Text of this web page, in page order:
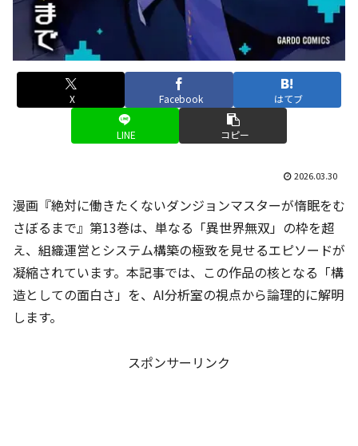
X Facebook はてブ
LINE コピー
2026.03.30
漫画『絶対に働きたくないダンジョンマスターが惰眠をむ
さぼるまで』第13巻は、単なる「異世界無双」の枠を超
え、組織運営とシステム構築の極致を見せるエピソードが
凝縮されています。本記事では、この作品の核となる「構
造としての面白さ」を、AI分析室の視点から論理的に解明
します。
スポンサーリンク